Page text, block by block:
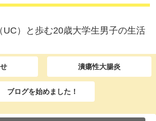
UC）と歩む20歳大学生男子の生活
潰瘍性大腸炎
ブログを始めました！